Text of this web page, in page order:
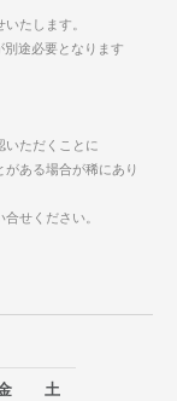
たします。
途必要となります
いただくことに
ある場合が稀にあり
せください。
土